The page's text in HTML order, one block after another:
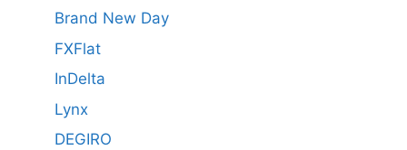
Brand New Day
FXFlat
InDelta
Lynx
DEGIRO